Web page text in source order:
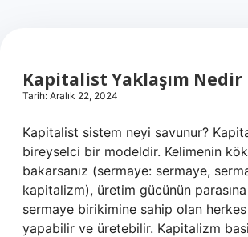
Kapitalist Yaklaşım Nedir
Tarih: Aralık 22, 2024
Kapitalist sistem neyi savunur?
bireyselci bir modeldir. Kelimenin
bakarsanız (sermaye: sermaye,
kapitalizm), üretim gücünün parasına
sermaye birikimine sahip olan
yapabilir ve üretebilir. Kapitalizm